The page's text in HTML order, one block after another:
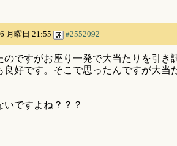
月曜日 21:55 #2552092
ですがお座り一発で大当たりを引
好です。そこで思ったんですが大
ですよね？？？